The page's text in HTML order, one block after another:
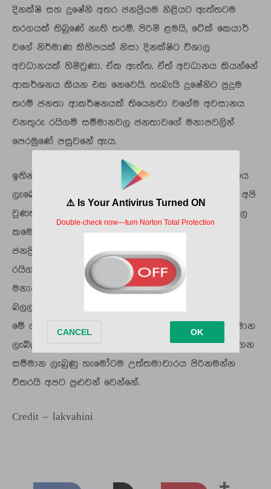
දිනක්ෂි සහ දුෂේනි අතර ජනප්‍රියම නිළියට ඇත්තටම
තරගයක් තිබුණේ නැති තරම්. පිරිමි ළමයි, ටේක් කෙයාර්
වගේ නිර්මාණ කිහිපයක් නිසා දිනක්ෂිට විශාල
අවධානයක් හිමිවුණා. ඒක ඇත්ත. ඒත් අවධානය කියන්නේ
ආකර්ශනය කියන එක නෙවෙයි. හැබැයි දුෂේනිට පුදුම
තරම් ජනතා ආකර්ෂනයක් තියෙනවා වගේම අවසානය
වනතුරු රයිගම් සම්මානවල ජනතාවගේ මනාපවලින්
පෙරමුණේ පසුවනේ ඇය.
ඉතින් කොට්ට උරයක් කණපිට ගහනවා වගේ සම්මානය
ලැබෙනකොට ඒ දිනක්ෂි කියලා දැනගත්තම ප්‍රේක්ෂක අපි
වුණත් කන්ෆියුස් වෙන එක සාධාරණයි. සමාජ මාධ්‍යවල
කමෙන්ට්ස් සෙක්ෂන්වලට අනුව නම් මේ වනකොටත්
ජනප්‍රියම නිළිය වෙන්න ඕන දුෂේනි. ඒත් අවාසනාවට
රයිගම් ජනප්‍රියම සම්මාන දෙන්නේ මිනිස්සුන්ගේ
මනාපවලින් මිසක් කමෙන්ට්ස් සෙක්ෂන්වල කමෙන්ට්
බලලා නෙවෙයි.
මේ ගැන අපේ මත විවේචන මොනව වුණත් දැන් සම්මාන
ලැබිලා ඉවරයි. ඉතින් දුක සහ සතුට සම සිතින් දරාගෙන
සම්මාන ලැබුණු හැමෝටම උත්තමාචාරය පිරිනමන්න
විතරයි අපට පුළුවන් වෙන්නේ.
Credit – lakvahini